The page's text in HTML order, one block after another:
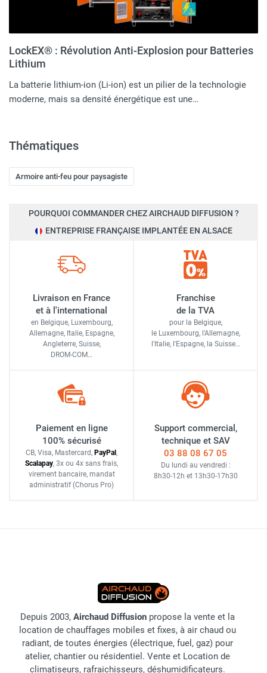
LockEX® : Révolution Anti-Explosion pour Batteries
Lithium
La batterie lithium-ion (Li-ion) est un pilier de la technologie
moderne, mais sa densité énergétique est une…
Thématiques
Armoire anti-feu pour paysagiste
POURQUOI COMMANDER CHEZ AIRCHAUD DIFFUSION ?
ENTREPRISE FRANÇAISE IMPLANTÉE EN ALSACE
Livraison en France
et à l'international
en Belgique, Luxembourg,
Allemagne, Italie, Espagne,
Angleterre, Suisse,
DROM-COM…
Franchise
de la TVA
pour la Belgique,
le Luxembourg, l'Allemagne,
l'Italie, l'Espagne, la Suisse…
Paiement en ligne
100% sécurisé
CB, Visa, Mastercard, PayPal ,
Scalapay, 3x ou 4x sans frais,
virement bancaire, mandat
administratif (Chorus Pro)
Support commercial,
technique et SAV
03 88 08 67 05
Du lundi au vendredi :
8h30-12h et 13h30-17h30
Depuis 2003, Airchaud Diffusion propose la vente et la
location de chauffages mobiles et fixes, à air chaud ou
radiant, de toutes énergies (électrique, fuel, gaz) pour
atelier, chantier ou résidentiel. Vente et Location de
climatiseurs, rafraichisseurs, déshumidificateurs.